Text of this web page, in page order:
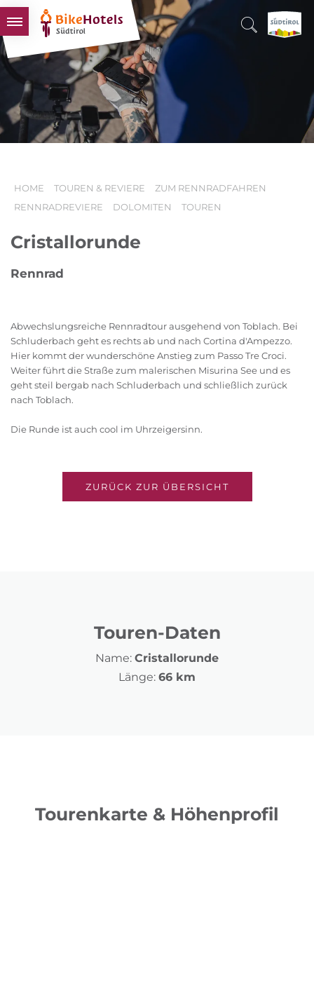
BIKEHOTELS
HOTELS & PAKETE
TOUREN & REVIERE
SÜDTIROL & WIR
HOME TOUREN & REVIERE
ZUM RENNRADFAHREN
RENNRADREVIERE
DOLOMITEN TOUREN
Cristallorunde
Rennrad
Abwechslungsreiche Rennradtour ausgehend von Toblach. Bei
Schluderbach geht es rechts ab und nach Cortina d'Ampezzo.
Hier kommt der wunderschöne Anstieg zum Passo Tre Croci.
Weiter führt die Straße zum malerischen Misurina See und es
geht steil bergab nach Schluderbach und schließlich zurück
nach Toblach.
Die Runde ist auch cool im Uhrzeigersinn.
ZURÜCK ZUR ÜBERSICHT
Touren-Daten
Name: Cristallorunde
Länge: 66 km
Tourenkarte & Höhenprofil